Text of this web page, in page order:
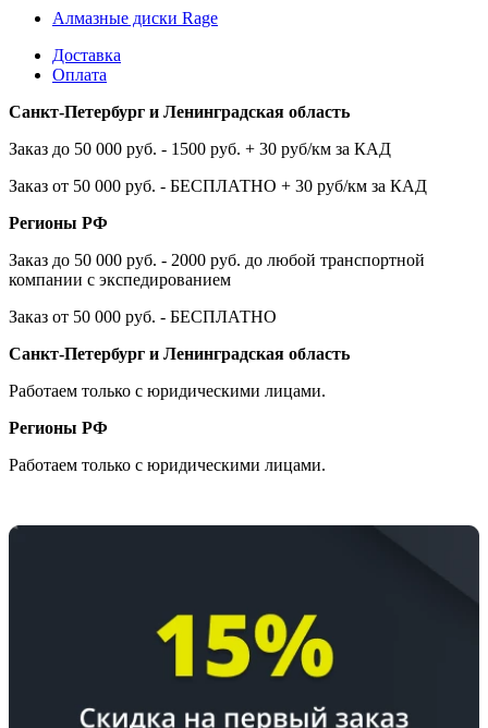
Алмазные диски Rage
Доставка
Оплата
Санкт-Петербург и Ленинградская область
Заказ до 50 000 руб. - 1500 руб. + 30 руб/км за КАД
Заказ от 50 000 руб. - БЕСПЛАТНО + 30 руб/км за КАД
Регионы РФ
Заказ до 50 000 руб. - 2000 руб. до любой транспортной
компании с экспедированием
Заказ от 50 000 руб. - БЕСПЛАТНО
Санкт-Петербург и Ленинградская область
Работаем только с юридическими лицами.
Регионы РФ
Работаем только с юридическими лицами.